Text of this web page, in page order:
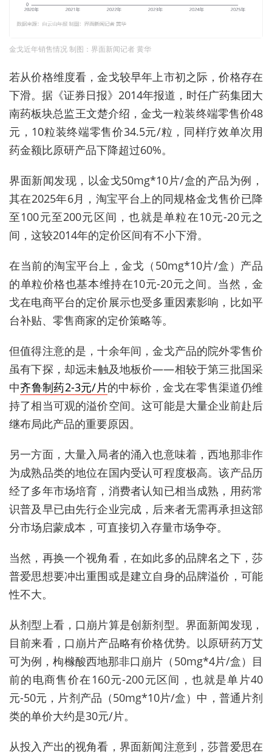
金戈近年销售情况 制图：界面新闻记者 黄华
若从价格维度看，金戈较早年上市初之际，价格存在
下滑。据《证券日报》2014年报道，时任广药集团大
南药板块总监王文楚介绍，金戈一粒装终端零售价48
元，10粒装终端零售价34.5元/粒，同样疗效单次用
药金额比原研产品下降超过60%。
界面新闻发现，以金戈50mg*10片/盒的产品为例，
其在2025年6月，淘宝平台上的同规格金戈售价已降
至100元至200元区间，也就是单粒在10元-20元之
间，这较2014年的定价区间有不小下滑。
在当前的淘宝平台上，金戈（50mg*10片/盒）产品
的单粒价格也基本维持在10元-20元之间。当然，金
戈在电商平台的定价展示也受多重因素影响，比如平
台补贴、零售商家的定价策略等。
但值得注意的是，十余年间，金戈产品的院外零售价
虽有下探，却远未触及地板价——相较于第三批国采
中齐鲁制药2-3元/片的中标价，金戈在零售渠道仍维
持了相当可观的溢价空间。这可能是大量企业前赴后
继布局此产品的重要原因。
另一方面，大量入局者的涌入也意味着，西地那非作
为成熟品类的地位在国内受认可程度极高。该产品历
经了多年市场培育，消费者认知已相当成熟，用药常
识普及早已由先行企业完成，后来者无需再承担这部
分市场启蒙成本，可直接切入存量市场争夺。
当然，再换一个视角看，在如此多的品牌名之下，莎
普爱思想要冲出重围或是建立自身的品牌溢价，可能
性不大。
从剂型上看，口崩片算是创新剂型。界面新闻发现，
目前来看，口崩片产品略有价格优势。以原研药万艾
可为例，枸橼酸西地那非口崩片（50mg*4片/盒）目
前的电商售价在160元-200元区间，也就是单片40
元-50元，片剂产品（50mg*10片/盒）中，普通片剂
类的单价大约是30元/片。
从投入产出的视角看，界面新闻注意到，莎普爱思在